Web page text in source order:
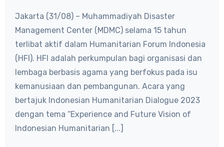
Jakarta (31/08) – Muhammadiyah Disaster
Management Center (MDMC) selama 15 tahun
terlibat aktif dalam Humanitarian Forum Indonesia
(HFI). HFI adalah perkumpulan bagi organisasi dan
lembaga berbasis agama yang berfokus pada isu
kemanusiaan dan pembangunan. Acara yang
bertajuk Indonesian Humanitarian Dialogue 2023
dengan tema “Experience and Future Vision of
Indonesian Humanitarian [...]